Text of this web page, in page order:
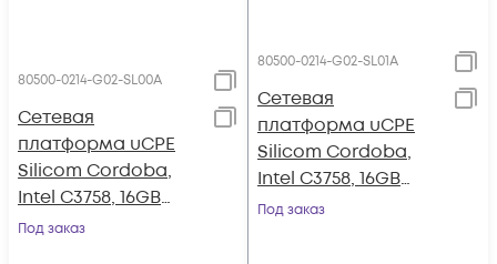
80500-0214-G02-SL00A
Сетевая
платформа uCPE
Silicom Cordoba,
Intel C3758, 16GB
RAM ECC, 128GB
Под заказ
80500-0214-G02-SL01A
Сетевая
платформа uCPE
Silicom Cordoba,
Intel C3758, 16GB
RAM ECC, 128GB
Под заказ